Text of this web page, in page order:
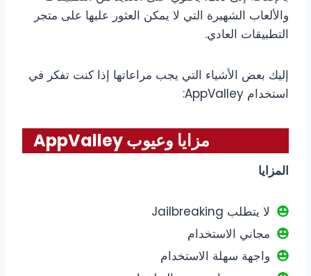
والألعاب الشهيرة التي لا يمكن العثور عليها على متجر
التطبيقات العادي.
إليك بعض الأشياء التي يجب مراعاتها إذا كنت تفكر في
استخدام AppValley:
مزايا وعيوب AppValley
المزايا
لا يتطلب Jailbreaking
مجاني الاستخدام
واجهة سهلة الاستخدام